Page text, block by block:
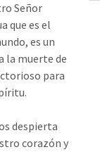
Señor
que es el
es un
la muerte de
para
despierta
corazón y